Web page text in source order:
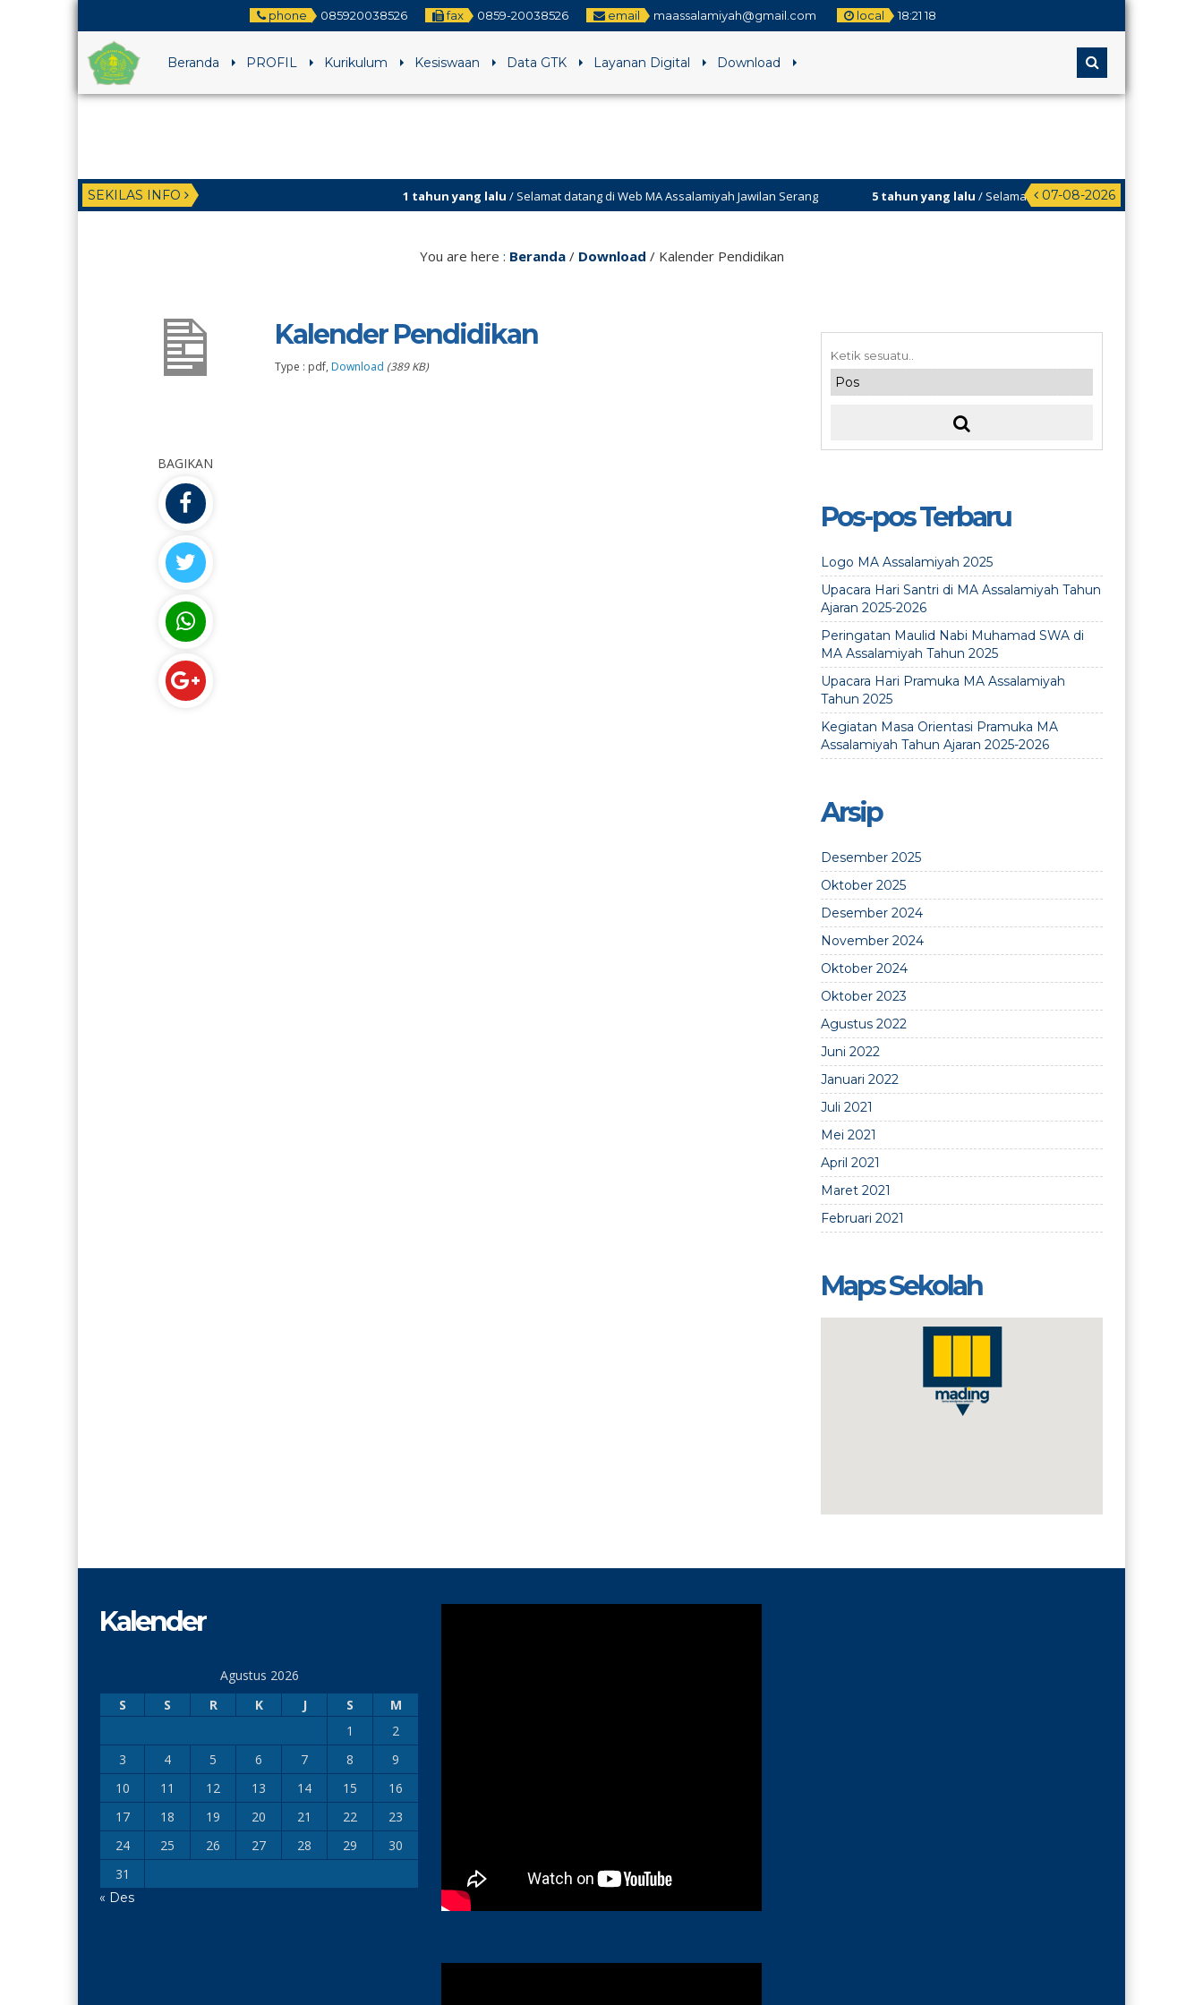
phone 085920038526 fax 0859-20038526 email maassalamiyah@gmail.com local 18:21 18
Beranda PROFIL Kurikulum Kesiswaan Data GTK Layanan Digital Download
SEKILAS INFO 07-08-2026
1 tahun yang lalu/ Selamat datang di Web MA Assalamiyah Jawilan Serang 5 tahun yang lalu/ Selamat Datang di Web MA Assalamiyah
You are here : Beranda/ Download / Kalender Pendidikan
Kalender Pendidikan
Type : pdf, Download (389 KB)
BAGIKAN
Pos-pos Terbaru
Logo MA Assalamiyah 2025
Upacara Hari Santri di MA Assalamiyah Tahun
Ajaran 2025-2026
Peringatan Maulid Nabi Muhamad SWA di
MA Assalamiyah Tahun 2025
Upacara Hari Pramuka MA Assalamiyah
Tahun 2025
Kegiatan Masa Orientasi Pramuka MA
Assalamiyah Tahun Ajaran 2025-2026
Arsip
Desember 2025
Oktober 2025
Desember 2024
November 2024
Oktober 2024
Oktober 2023
Agustus 2022
Juni 2022
Januari 2022
Juli 2021
Mei 2021
April 2021
Maret 2021
Februari 2021
Maps Sekolah
Kalender
Agustus 2026
S
S R K J S
M
1
2
3
4 5 6 7 8
9
10
11 12 13 14 15
16
17
18 19 20 21 22
23
24
25 26 27 28 29
30
31
« Des